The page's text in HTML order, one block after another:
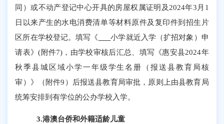
同）或不动产登记中心开具的房屋权属证明及 2024年3 月 1
日以来产生的水电消费清单等材料原件及复印件到招生片
区所在学校登记。填写《
小学就近入学（扩招对象）申
请表》(附件7) ，由学校审核后汇总、填写《惠安县2024年
秋季县城区域小学一年级学生名册（报送县教育 局核
审）》（附件9 ）后报送县教育局审批，原则上由县教育局
统筹安排到有学位的公办学校入学。
3.港澳台侨和外籍适龄儿童